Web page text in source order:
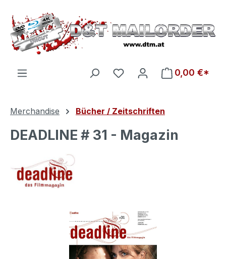
Zum Hauptinhalt springen
Du hast 0 Produkte auf
0,00 €*
Merchandise Bücher / Zeitschriften
DEADLINE # 31 - Magazin
Bildergalerie überspringen